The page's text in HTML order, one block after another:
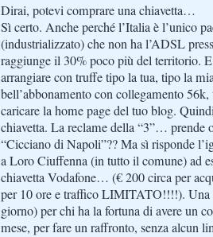
Dirai, potevi comprare una chiavetta…
Sì certo. Anche perché l’Italia è l’unico
(industrializzato) che non ha l’ADSL
raggiunge il 30% poco più del territorio.
arrangiare con truffe tipo la tua, tipo la
bell’abbonamento con collegamento
caricare la home page del tuo blog.
chiavetta. La reclame della “3”… prende
“Cicciano di Napoli”?? Ma sì risponde
a Loro Ciuffenna (in tutto il comune) ad
chiavetta Vodafone… (€ 200 circa per
per 10 ore e traffico LIMITATO!!!!).
giorno) per chi ha la fortuna di avere un
mese, per fare un raffronto, senza alcun